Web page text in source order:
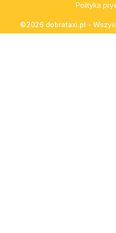
Polityka
©2026 dobrataxi.pl -